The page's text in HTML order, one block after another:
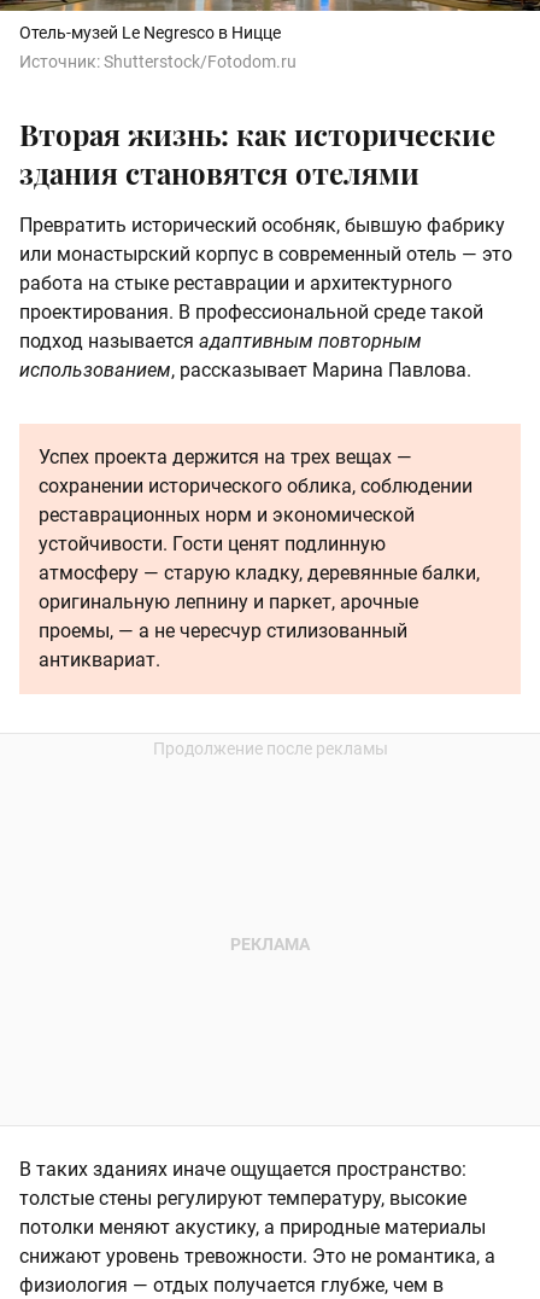
Отель-музей Le Negresco в Ницце
Источник:Shutterstock/Fotodom.ru
Вторая жизнь: как исторические
здания становятся отелями
Превратить исторический особняк, бывшую фабрику
или монастырский корпус в современный отель — это
работа на стыке реставрации и архитектурного
проектирования. В профессиональной среде такой
подход называется адаптивным повторным
использованием, рассказывает Марина Павлова.
Успех проекта держится на трех вещах —
сохранении исторического облика, соблюдении
реставрационных норм и экономической
устойчивости. Гости ценят подлинную
атмосферу — старую кладку, деревянные балки,
оригинальную лепнину и паркет, арочные
проемы, — а не чересчур стилизованный
антиквариат.
В таких зданиях иначе ощущается пространство:
толстые стены регулируют температуру, высокие
потолки меняют акустику, а природные материалы
снижают уровень тревожности. Это не романтика, а
физиология — отдых получается глубже, чем в